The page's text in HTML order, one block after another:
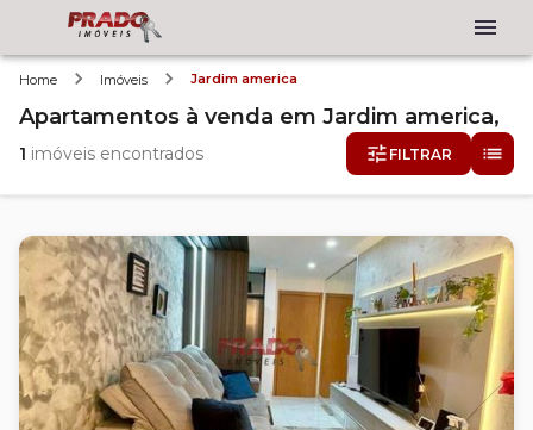
Home Imóveis Jardim america
Apartamentos à venda em Jardim america,
1 imóveis encontrados FILTRAR